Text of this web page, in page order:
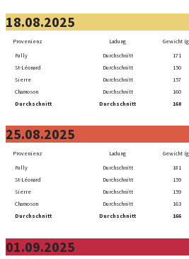
18.08.2025
Provenienz Ladung Gewicht
Fully
Durchschnitt 171
St-Léonard
Durchschnitt 150
Sierre
Durchschnitt 157
Chamoson
Durchschnitt 160
Durchschnitt
Durchschnitt 160
25.08.2025
Provenienz Ladung Gewicht
Fully
Durchschnitt 181
St-Léonard
Durchschnitt 159
Sierre
Durchschnitt 159
Chamoson
Durchschnitt 163
Durchschnitt
Durchschnitt 166
01.09.2025